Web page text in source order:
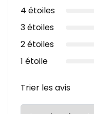
4 étoiles
3 étoiles
2 étoiles
1 étoile
Trier les avis